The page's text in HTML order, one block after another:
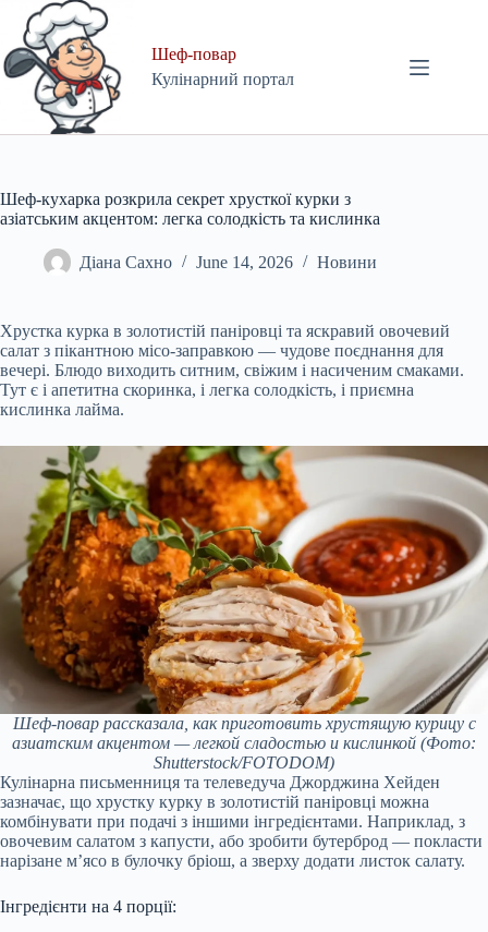
content
Шеф-повар
Кулінарний портал
Шеф-кухарка розкрила секрет хрусткої курки з
азіатським акцентом: легка солодкість та кислинка
Діана Сахно June 14, 2026 Новини
Хрустка курка в золотистій паніровці та яскравий овочевий
салат з пікантною місо-заправкою — чудове поєднання для
вечері. Блюдо виходить ситним, свіжим і насиченим смаками.
Тут є і апетитна скоринка, і легка солодкість, і приємна
кислинка лайма.
Шеф-повар рассказала, как приготовить хрустящую курицу с
азиатским акцентом — легкой сладостью и кислинкой (Фото:
Shutterstock/FOTODOM)
Кулінарна письменниця та телеведуча Джорджина Хейден
зазначає, що хрустку курку в золотистій паніровці можна
комбінувати при подачі з іншими інгредієнтами. Наприклад, з
овочевим салатом з капусти, або зробити бутерброд — покласти
нарізане м’ясо в булочку бріош, а зверху додати листок салату.
Інгредієнти на 4 порції: